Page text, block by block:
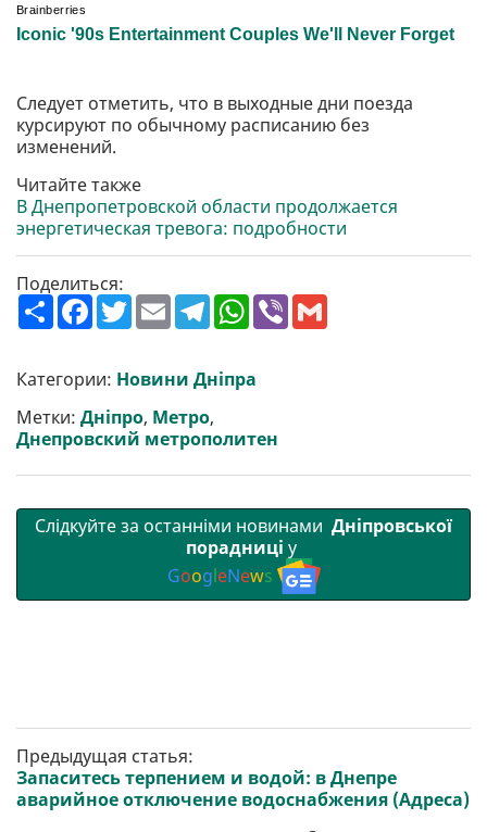
Следует отметить, что в выходные дни поезда
курсируют по обычному расписанию без
изменений.
Читайте также
В Днепропетровской области продолжается
энергетическая тревога: подробности
Поделиться:
П
о
р
и
т
и
F
a
b
o
o
k
T
w
t
e
r
E
m
l
T
e
g
r
m
W
h
s
A
V
Категории: Новини Дніпра
Метки: Дніпро, Метро,
Днепровский метрополитен
Слідкуйте за останніми новинами Дніпровської
порадниці у
GoogleNews
Предыдущая статья:
Запаситесь терпением и водой: в Днепре
аварийное отключение водоснабжения (Адреса)